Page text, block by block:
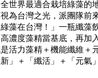
世界最適合栽培綠藻的
為台灣之光，派團隊前
藻在台灣！」一瓶纖藻
濃度藻精當基底，再加
活力藻精＋機能纖維＋
」＋「纖活」＋「元氣